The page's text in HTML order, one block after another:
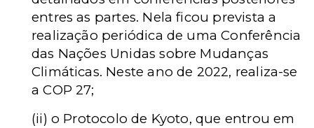
entres as partes. Nela ficou prevista a
realização periódica de uma Conferência
das Nações Unidas sobre Mudanças
Climáticas. Neste ano de 2022, realiza-se
a COP 27;
(ii) o Protocolo de Kyoto, que entrou em